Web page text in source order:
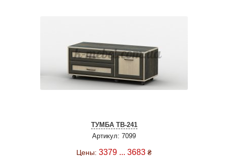
ТУМБА ТВ-241
Артикул: 7099
Цены: 3379 ... 3683 ₴